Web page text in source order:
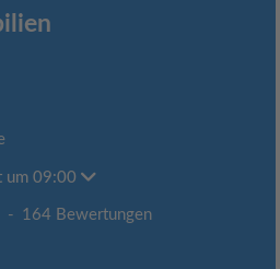
um 09:00
- 164 Bewertungen